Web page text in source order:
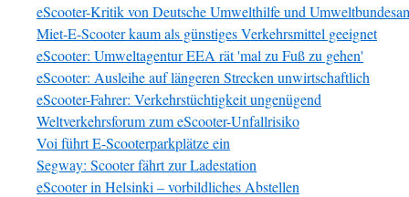
eScooter-Kritik von Deutsche Umwelthilfe und
Miet-E-Scooter kaum als günstiges Verkehrsmittel geeignet
eScooter: Umweltagentur EEA rät 'mal zu Fuß zu gehen'
eScooter: Ausleihe auf längeren Strecken unwirtschaftlich
eScooter-Fahrer: Verkehrstüchtigkeit ungenügend
Weltverkehrsforum zum eScooter-Unfallrisiko
Voi führt E-Scooterparkplätze ein
Segway: Scooter fährt zur Ladestation
eScooter in Helsinki – vorbildliches Abstellen